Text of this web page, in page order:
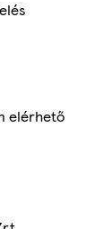
elérhető